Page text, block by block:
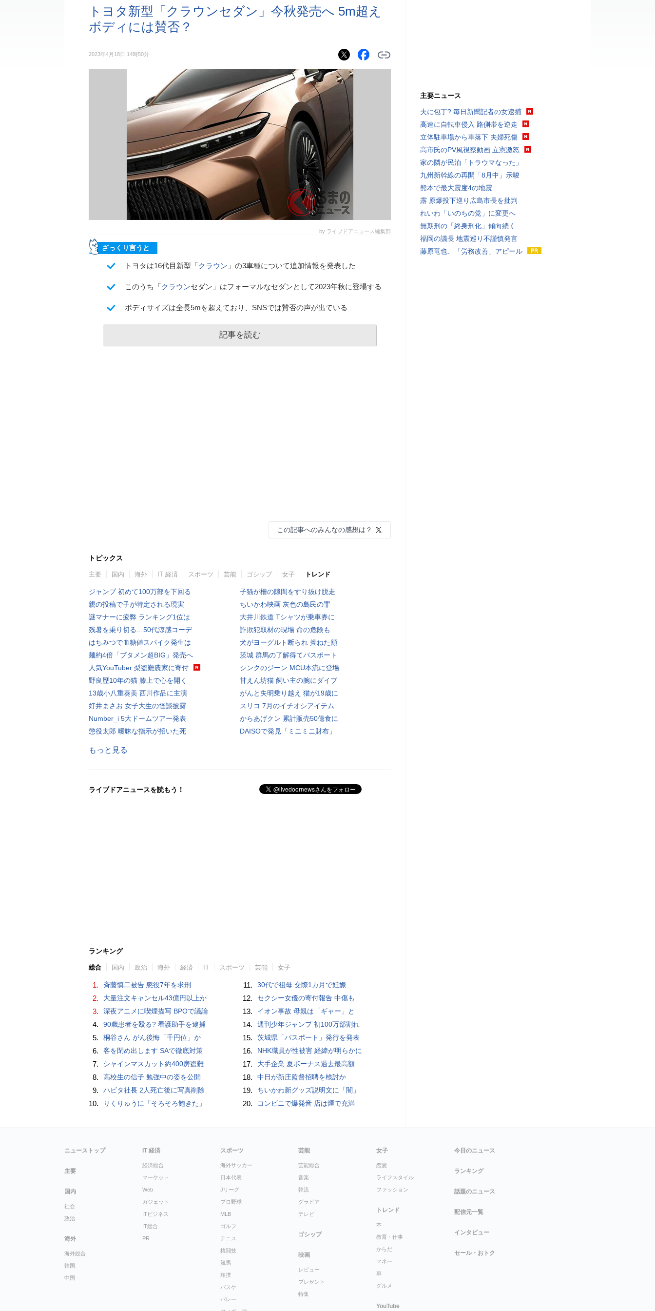
トヨタ新型「クラウンセダン」今秋発売へ 5m超え
ボディには賛否？
2023年4月18日 14時50分
by ライブドアニュース編集部
ざっくり言うと
トヨタは16代目新型「クラウン 」の3車種について追加情報を発表した
このうち「クラウンセダン」はフォーマルなセダンとして2023年秋に登場する
ボディサイズは全長5mを超えており、SNSでは賛否の声が出ている
記事を読む
この記事へのみんなの感想は？
トピックス
主要 国内 海外 IT 経済 スポーツ 芸能 ゴシップ 女子 トレンド
ジャンプ 初めて100万部を下回る
親の投稿で子が特定される現実
謎マナーに疲弊 ランキング1位は
残暑を乗り切る…50代涼感コーデ
はちみつで血糖値スパイク発生は
麺約4倍「ブタメン超BIG」発売へ
人気YouTuber 梨盗難農家に寄付
野良歴10年の猫 膝上で心を開く
13歳小八重葵美 西川作品に主演
好井まさお 女子大生の怪談披露
Number_i 5大ドームツアー発表
懲役太郎 曖昧な指示が招いた死
子猫が柵の隙間をすり抜け脱走
ちいかわ映画 灰色の島民の罪
大井川鉄道 Tシャツが乗車券に
詐欺犯取材の現場 命の危険も
犬がヨーグルト断られ 拗ねた顔
茨城 群馬の了解得てパスポート
シンクのジーン MCU本流に登場
甘えん坊猫 飼い主の腕にダイブ
がんと失明乗り越え 猫が19歳に
スリコ 7月のイチオシアイテム
からあげクン 累計販売50億食に
DAISOで発見「ミニミニ財布」
もっと見る
ライブドアニュースを読もう！
ランキング
総合 国内 政治 海外 経済 IT スポーツ 芸能 女子
1. 斉藤慎二被告 懲役7年を求刑
2. 大量注文キャンセル43億円以上か
3. 深夜アニメに喫煙描写 BPOで議論
4. 90歳患者を殴る? 看護助手を逮捕
5. 桐谷さん がん後悔「千円位」か
6. 客を閉め出します SAで徹底対策
7. シャインマスカット約400房盗難
8. 高校生の信子 勉強中の姿を公開
9. ハビタ社長 2人死亡後に写真削除
10. りくりゅうに「そろそろ飽きた」
11. 30代で祖母 交際1カ月で妊娠
12. セクシー女優の寄付報告 中傷も
13. イオン事故 母親は「ギャー」と
14. 週刊少年ジャンプ 初100万部割れ
15. 茨城県「パスポート」発行を発表
16. NHK職員が性被害 経緯が明らかに
17. 大手企業 夏ボーナス過去最高額
18. 中日が新庄監督招聘を検討か
19. ちいかわ新グッズ説明文に「闇」
20. コンビニで爆発音 店は煙で充満
主要ニュース
夫に包丁? 毎日新聞記者の女逮捕
高速に自転車侵入 路側帯を逆走
立体駐車場から車落下 夫婦死傷
高市氏のPV風視察動画 立憲激怒
家の隣が民泊「トラウマなった」
九州新幹線の再開「8月中」示唆
熊本で最大震度4の地震
露 原爆投下巡り広島市長を批判
れいわ「いのちの党」に変更へ
無期刑の「終身刑化」傾向続く
福岡の議長 地震巡り不謹慎発言
藤原竜也、「労務改善」アピール
ニューストップ
主要
国内
社会
政治
海外
海外総合
韓国
中国
IT 経済
経済総合
マーケット
Web
ガジェット
ITビジネス
IT総合
PR
スポーツ
海外サッカー
日本代表
Jリーグ
プロ野球
MLB
ゴルフ
テニス
格闘技
競馬
相撲
バスケ
バレー
芸能
芸能総合
音楽
韓流
グラビア
テレビ
ゴシップ
映画
レビュー
プレゼント
特集
女子
恋愛
ライフスタイル
ファッション
トレンド
本
教育・仕事
からだ
マネー
車
グルメ
YouTube
今日のニュース
ランキング
話題のニュース
配信元一覧
インタビュー
セール・おトク